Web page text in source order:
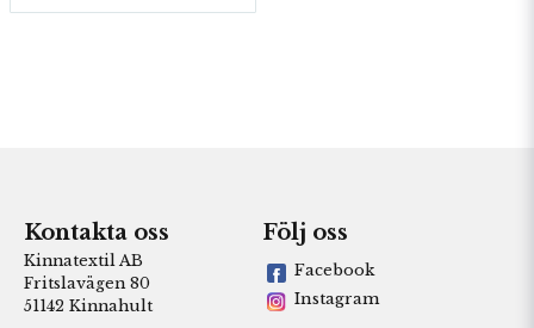
Kontakta oss
Kinnatextil AB
Fritslavägen 80
51142 Kinnahult
Följ oss
Facebook
Instagram